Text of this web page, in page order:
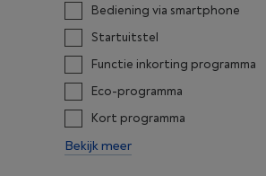
Bediening via smartphone
Startuitstel
Functie inkorting programma
Eco-programma
Kort programma
Bekijk meer